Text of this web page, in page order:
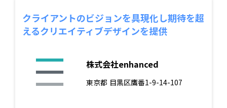
クライアントのビジョンを具現化し期待を超
えるクリエイティブデザインを提供
株式会社enhanced
東京都 目黒区鷹番1-9-14-107